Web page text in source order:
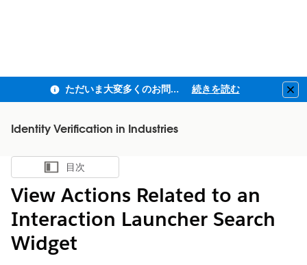
ただいま大変多くのお問い合わせをいただいており、ご連絡までにお時間を頂戴しております 続きを読む
Identity Verification in Industries
目次を表示
目次
View Actions Related to an
Interaction Launcher Search
Widget